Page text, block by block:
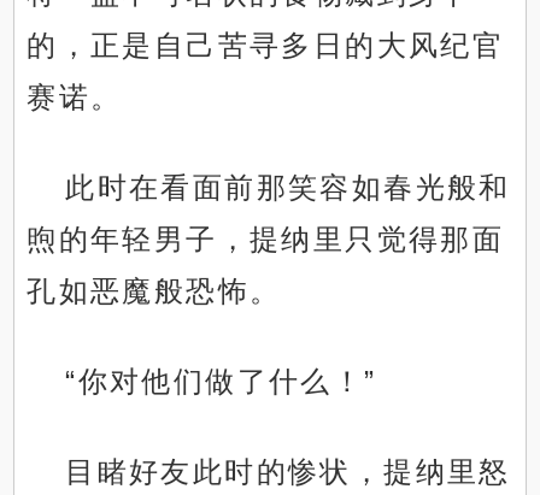
的，正是自己苦寻多日的大风纪官
赛诺。
此时在看面前那笑容如春光般和
煦的年轻男子，提纳里只觉得那面
孔如恶魔般恐怖。
“你对他们做了什么！”
目睹好友此时的惨状，提纳里怒